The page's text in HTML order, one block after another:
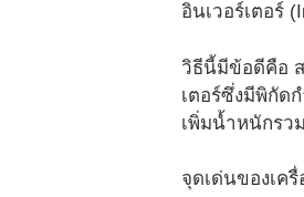
อินเวอร์เตอร์
วิธีนี้มีข้อดีคือ
เตอร์ซึ่งมีพิกัด
เพิ่มน้ำหนักรว
จุดเด่นของเค